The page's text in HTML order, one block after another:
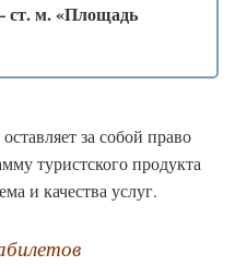
ст. м. «Площадь
за собой право
туристского продукта
и качества услуг.